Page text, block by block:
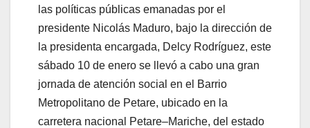
las políticas públicas emanadas por el
presidente Nicolás Maduro, bajo la dirección de
la presidenta encargada, Delcy Rodríguez, este
sábado 10 de enero se llevó a cabo una gran
jornada de atención social en el Barrio
Metropolitano de Petare, ubicado en la
carretera nacional Petare–Mariche, del estado